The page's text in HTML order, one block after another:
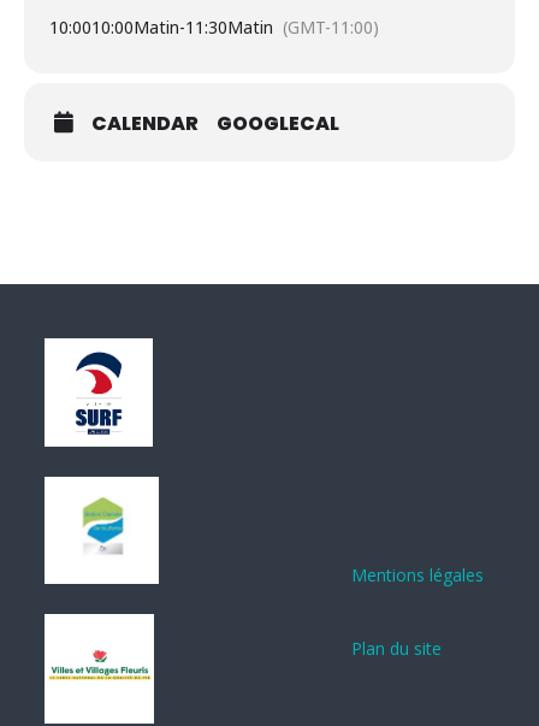
10:0010:00Matin-11:30Matin (GMT-11:00)
CALENDAR GOOGLECAL
Mentions légales
Plan du site